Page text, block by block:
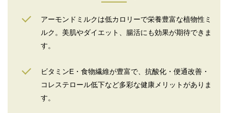
アーモンドミルクは低カロリーで栄養豊富な植物性ミ
ルク。美肌やダイエット、腸活にも効果が期待できま
す。
ビタミンE・食物繊維が豊富で、抗酸化・便通改善・
コレステロール低下など多彩な健康メリットがありま
す。